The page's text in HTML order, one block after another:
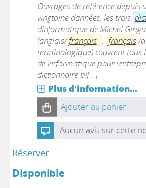
Ouvrages de référence depuis
vingtaine dannées, les trois
dinformatique de Michel
(anglais/ français , français/
terminologique) couvrent tous
de linformatique pour
dictionnaire bi[...]
Plus d'information...
Ajouter au panier
Aucun avis sur cette
Réserver
Disponible